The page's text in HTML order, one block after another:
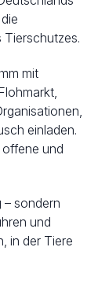
Tierschutzes.
mit
einladen.
und
– sondern
und
in der Tiere